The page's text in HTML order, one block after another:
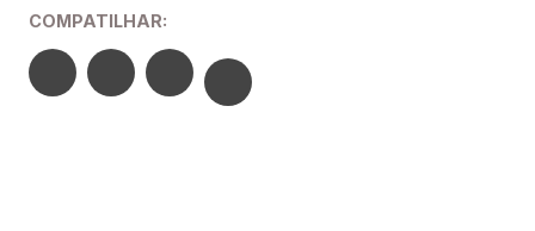
COMPATILHAR: